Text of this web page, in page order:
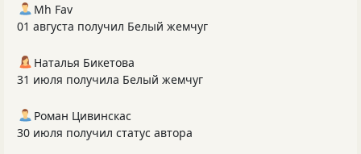
Mh Fav
01 августа получил Белый жемчуг
Наталья Бикетова
31 июля получила Белый жемчуг
Роман Цивинскас
30 июля получил статус автора